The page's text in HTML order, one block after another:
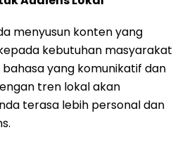
menyusun konten yang
kebutuhan masyarakat
bahasa yang komunikatif dan
tren lokal akan
terasa lebih personal dan